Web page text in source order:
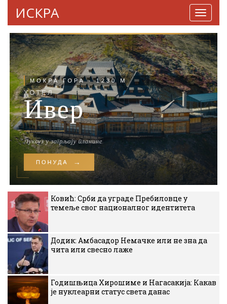
ИСКРА
Ковић: Срби да уграде Пребиловце у
темеље свог националног идентитета
Додик: Амбасадор Немачке или не зна да
чита или свесно лаже
Годишњица Хирошиме и Нагасакија: Какав
је нуклеарни статус света данас